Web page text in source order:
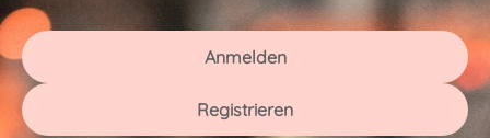
Anmelden
Registrieren